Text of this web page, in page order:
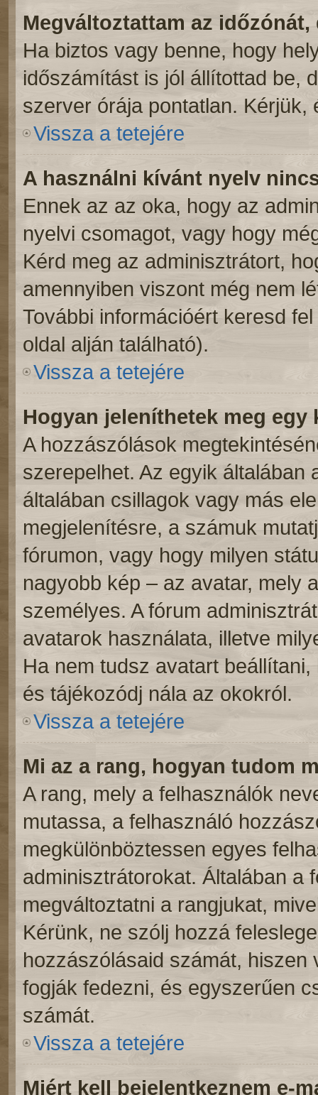
Megváltoztattam az
Ha biztos vagy benne, hogy
időszámítást is jól állítottad be,
szerver órája pontatlan.
Vissza a tetejére
A használni kívánt nyelv
Ennek az az oka, hogy az
nyelvi csomagot, vagy hogy
Kérd meg az adminisztrátort,
amennyiben viszont még nem
További információért keresd
oldal alján található).
Vissza a tetejére
Hogyan jeleníthetek meg
A hozzászólások
szerepelhet. Az egyik
általában csillagok vagy más
megjelenítésre, a számuk
fórumon, vagy hogy milyen
nagyobb kép – az avatar, mely
személyes. A fórum
avatarok használata, illetve
Ha nem tudsz avatart
és tájékozódj nála az okokról.
Vissza a tetejére
Mi az a rang, hogyan tudom
A rang, mely a felhasználók
mutassa, a felhasználó
megkülönböztessen egyes
adminisztrátorokat. Általában a
megváltoztatni a rangjukat,
Kérünk, ne szólj hozzá
hozzászólásaid számát,
fogják fedezni, és egyszerűen
számát.
Vissza a tetejére
Miért kell bejelentkeznem e-